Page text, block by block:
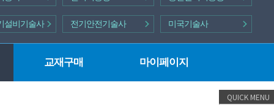
설비기술사 전기안전기술사 미국기술사
QUICK MENU
교재구매 마이페이지